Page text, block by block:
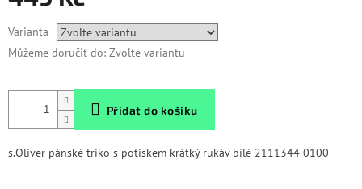
cena:
Varianta
Můžeme doručit do: Zvolte variantu
Přidat do košíku
s.Oliver pánské triko s potiskem krátký rukáv bílé 2111344 0100